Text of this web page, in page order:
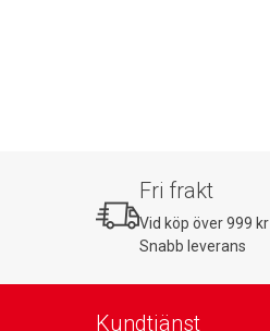
Fri frakt
Vid köp över 999 kr
Snabb leverans
Kundtjänst